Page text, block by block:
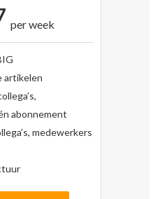
per week
artikelen
abonnement
medewerkers